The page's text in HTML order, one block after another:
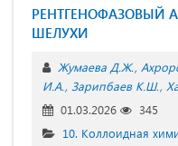
РЕНТГЕНОФАЗОВЫЙ
ШЕЛУХИ
Жумаева Д.Ж.
И.А. Зарипбаев К.Ш.
01.03.2026
345
10. Коллоидная